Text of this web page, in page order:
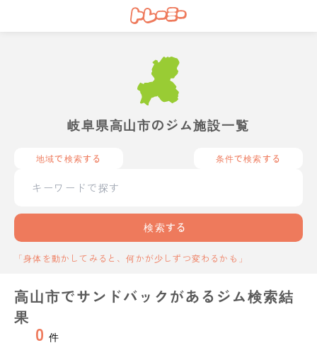
岐阜県高山市のジム施設一覧
地域で検索する 条件で検索する
検索する
「身体を動かしてみると、何かが少しずつ変わるかも」
高山市でサンドバックがあるジム検索結
果
0 件